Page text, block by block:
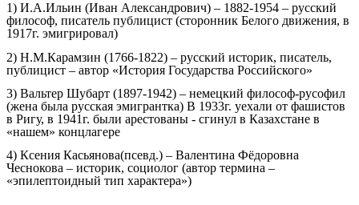
1) И.А.Ильин (Иван Александрович) – 1882-1954 – русский
философ, писатель публицист (сторонник Белого движения, в
1917г. эмигрировал)
2) Н.М.Карамзин (1766-1822) – русский историк, писатель,
публицист – автор «История Государства Российского»
3) Вальтер Шубарт (1897-1942) – немецкий философ-русофил
(жена была русская эмигрантка) В 1933г. уехали от фашистов
в Ригу, в 1941г. были арестованы - сгинул в Казахстане в
«нашем» концлагере
4) Ксения Касьянова(псевд.) – Валентина Фёдоровна
Чеснокова – историк, социолог (автор термина –
«эпилептоидный тип характера»)